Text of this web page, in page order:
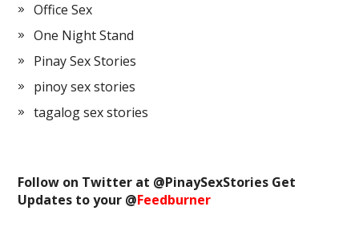
Office Sex
One Night Stand
Pinay Sex Stories
pinoy sex stories
tagalog sex stories
Follow on Twitter at @PinaySexStories Get
Updates to your @Feedburner